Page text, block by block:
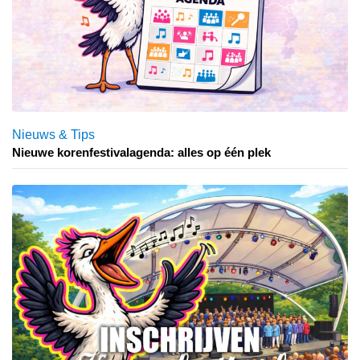
Nieuws & Tips
Nieuwe korenfestivalagenda: alles op één plek